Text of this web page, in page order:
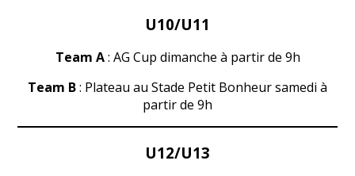
U10/U11
Team A: AG Cup dimanche à partir de 9h
Team B: Plateau au Stade Petit Bonheur samedi à
partir de 9h
U12/U13